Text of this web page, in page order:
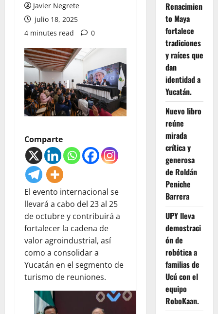
Javier Negrete
julio 18, 2025
4 minutes read
0
Comparte
El evento internacional se
llevará a cabo del 23 al 25
de octubre y contribuirá a
fortalecer la cadena de
valor agroindustrial, así
como a consolidar a
Yucatán en el segmento de
turismo de reuniones.
Renacimien
to Maya
fortalece
tradiciones
y raíces que
dan
identidad a
Yucatán.
Nuevo libro
reúne
mirada
crítica y
generosa
de Roldán
Peniche
Barrera
UPY lleva
demostraci
ón de
robótica a
familias de
Ucú con el
equipo
RoboKaan.